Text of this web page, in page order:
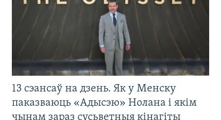
13 сэансаў на дзень. Як у Менску
паказваюць «Адысэю» Нолана і якім
чынам зараз сусьветныя кінагіты